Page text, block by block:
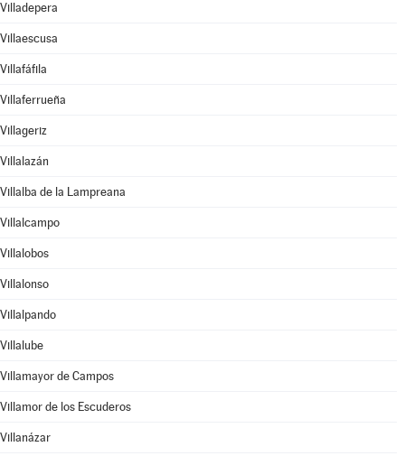
Villadepera
Villaescusa
Villafáfila
Villaferrueña
Villageriz
Villalazán
Villalba de la Lampreana
Villalcampo
Villalobos
Villalonso
Villalpando
Villalube
Villamayor de Campos
Villamor de los Escuderos
Villanázar